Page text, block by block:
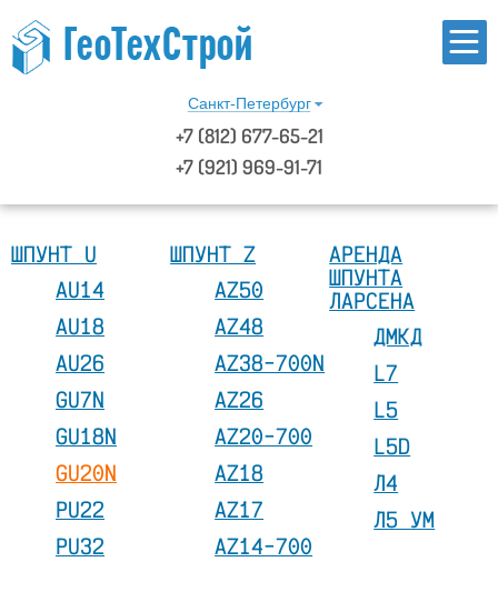
Санкт-Петербург
+7 (812) 677-65-21
+7 (921) 969-91-71
ШПУНТ U
AU14
AU18
AU26
GU7N
GU18N
GU20N
PU22
PU32
ШПУНТ Z
AZ50
AZ48
AZ38-700N
AZ26
AZ20-700
AZ18
AZ17
AZ14-700
АРЕНДА
ШПУНТА
ЛАРСЕНА
ДМКД
L7
L5
L5D
Л4
Л5 УМ